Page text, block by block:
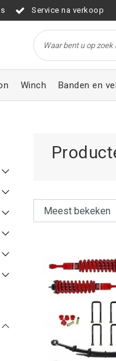
Service na verkoop
Winch Banden en